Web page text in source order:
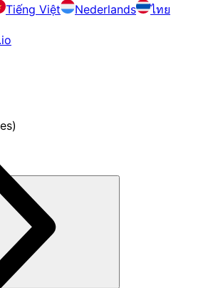
Tiếng Việt Nederlands
ไทย